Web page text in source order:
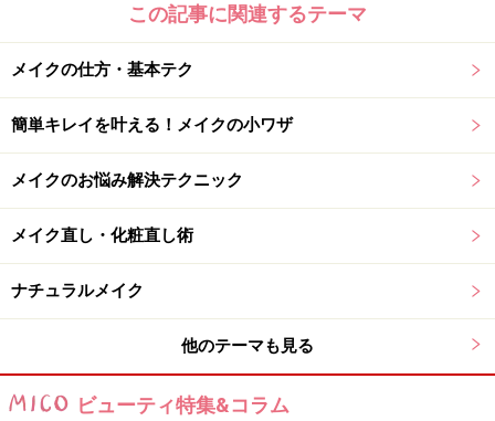
著者：新見千晶
モデルや女優さんも実践している秘密のテクが満載の一
冊。スキンケア、ベースメイク、ボディケア、ヘアケア
など、ジャンルごとにお家でサロン級の仕上がりが手に
入る美容法やメイク法を要チェック！
※記事内容は執筆時点のものです。最新の内容をご確認くださ
い。
不調を引き起こす場合があります。実践の際には、必ず自身の体
質及び健康状態を十分に考慮し、正しい方法で行ってください。
この記事に関連するテーマ
メイクの仕方・基本テク
簡単キレイを叶える！メイクの小ワザ
メイクのお悩み解決テクニック
メイク直し・化粧直し術
ナチュラルメイク
他のテーマも見る
ビューティ特集&コラム